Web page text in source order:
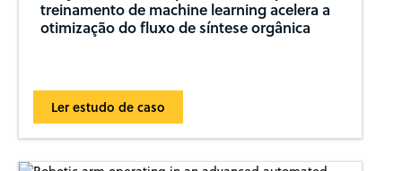
treinamento de machine learning acelera a
otimização do fluxo de síntese orgânica
Ler estudo de caso